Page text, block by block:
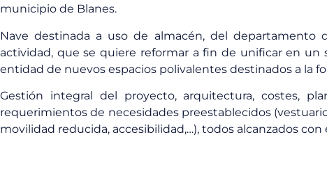
municipio de Blanes.
Nave destinada a uso de almacén, del departamento
actividad, que se quiere reformar a fin de unificar en un
entidad de nuevos espacios polivalentes destinados a la
Gestión integral del proyecto, arquitectura, costes,
requerimientos de necesidades preestablecidos
movilidad reducida, accesibilidad,…), todos alcanzados con